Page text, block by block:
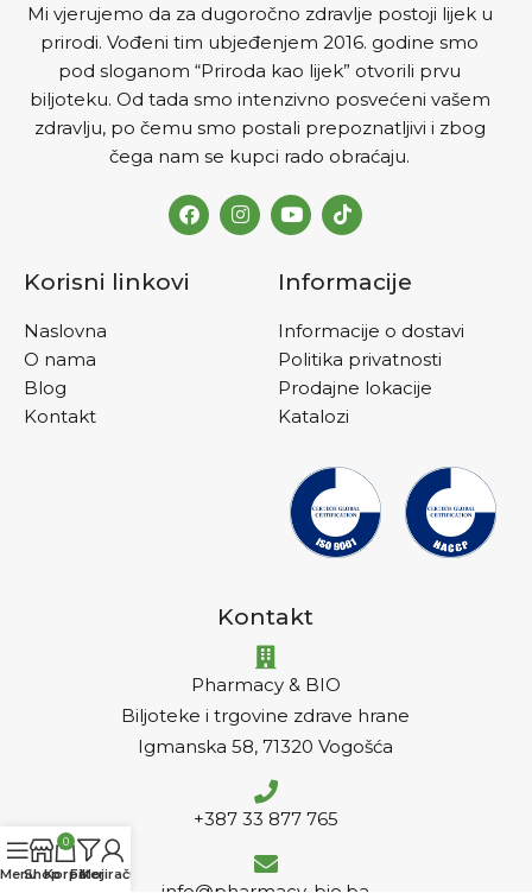
Mi vjerujemo da za dugoročno zdravlje postoji lijek u
prirodi. Vođeni tim ubjeđenjem 2016. godine smo
pod sloganom “Priroda kao lijek” otvorili prvu
biljoteku. Od tada smo intenzivno posvećeni vašem
zdravlju, po čemu smo postali prepoznatljivi i zbog
čega nam se kupci rado obraćaju.
Korisni linkovi
Naslovna
O nama
Blog
Kontakt
Informacije
Informacije o dostavi
Politika privatnosti
Prodajne lokacije
Katalozi
Kontakt
Pharmacy & BIO
Biljoteke i trgovine zdrave hrane
Igmanska 58, 71320 Vogošća
+387 33 877 765
MenuShop
0
KorpaFilteri
Moj račun